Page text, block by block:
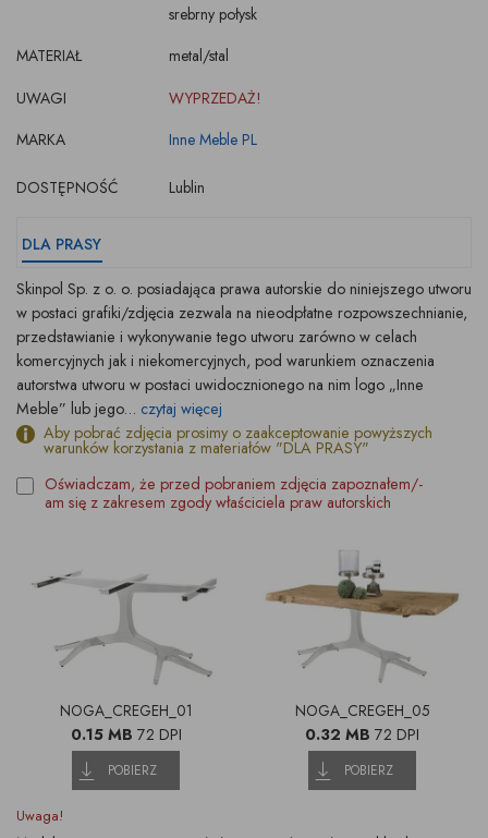
srebrny połysk
MATERIAŁ
metal/stal
UWAGI
WYPRZEDAŻ!
MARKA
Inne Meble PL
DOSTĘPNOŚĆ Lublin
DLA PRASY
Skinpol Sp. z o. o. posiadająca prawa autorskie do niniejszego utworu
w postaci grafiki/zdjęcia zezwala na nieodpłatne rozpowszechnianie,
przedstawianie i wykonywanie tego utworu zarówno w celach
komercyjnych jak i niekomercyjnych, pod warunkiem oznaczenia
autorstwa utworu w postaci uwidocznionego na nim logo „Inne
Meble” lub jego... czytaj więcej
Aby pobrać zdjęcia prosimy o zaakceptowanie powyższych
warunków korzystania z materiałów "DLA PRASY"
Oświadczam, że przed pobraniem zdjęcia zapoznałem/-
am się z zakresem zgody właściciela praw autorskich
NOGA_CREGEH_01
0.15 MB 72 DPI
POBIERZ
NOGA_CREGEH_05
0.32 MB 72 DPI
POBIERZ
Uwaga!